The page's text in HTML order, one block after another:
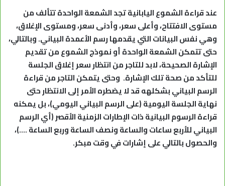
عند قراءة الشموع اليابانية تجد الشمعة الواحدة تتألف من
مستوى الافتتاح، وأعلى سعر، وأدنى سعر، ومستوى الإغلاق،
وهي نفس البيانات التي يقدمها رسم الأعمدة البياني. وبالتالي،
حتى تتمكن الشمعة الواحدة أو نموذج الشموع من تقديم
الإشارة الصحيحة، لابد للتاجر من انتظار سعر إغلاق الجلسة
للتأكد من صحة تلك الإشارة. وحتى يتمكن التاجر من قراءة
الرسم البياني بشكلهه قد لا يضطره الأمر إلى الانتظار حتى
نهاية الجلسة اليومية (على الرسم البياني اليومي)، بل يمكنه
قراءة الرسوم البيانية ذات الإطارات الزمنية الأقصر (أي الرسم
البياني للأربع ساعات والساعة ونصف الساعة وربع الساعة ….)،
والحصول بالتالي على إشارات في وقت مبكر.